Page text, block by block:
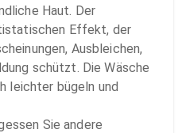
Haut. Der
Effekt, der
Ausbleichen,
schützt. Die Wäsche
leichter bügeln und
Sie andere